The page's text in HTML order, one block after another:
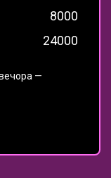
8000
24000
—